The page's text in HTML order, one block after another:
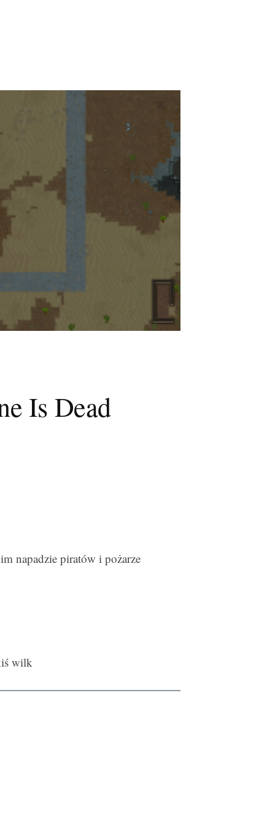
Is Dead
napadzie piratów i pożarze
wilk